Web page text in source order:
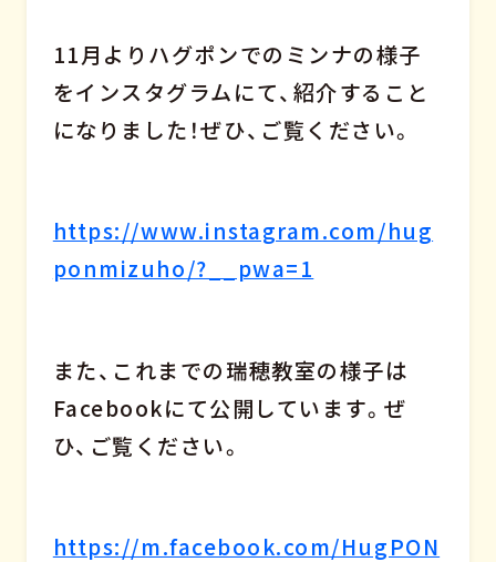
11月よりハグポンでのミンナの様子
をインスタグラムにて、紹介すること
になりました！ぜひ、ご覧ください。
https://www.instagram.com/hug
ponmizuho/?__pwa=1
また、これまでの瑞穂教室の様子は
Facebookにて公開しています。ぜ
ひ、ご覧ください。
https://m.facebook.com/HugPON